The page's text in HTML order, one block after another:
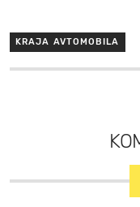
KRAJA AVTOMOBILA